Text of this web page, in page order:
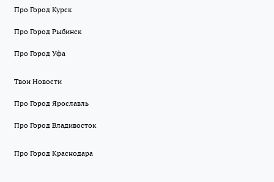
Про Город Курск
Про Город Рыбинск
Про Город Уфа
Твои Новости
Про Город Ярославль
Про Город Владивосток
Про Город Краснодара